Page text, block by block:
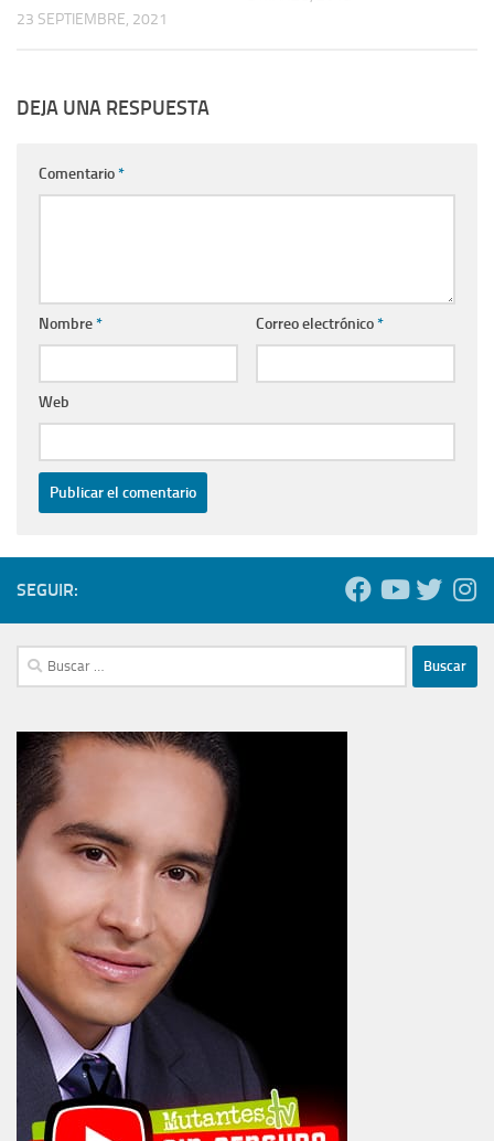
23 SEPTIEMBRE, 2021
DEJA UNA RESPUESTA
Comentario*
Nombre* Correo electrónico*
Web
SEGUIR:
Buscar: